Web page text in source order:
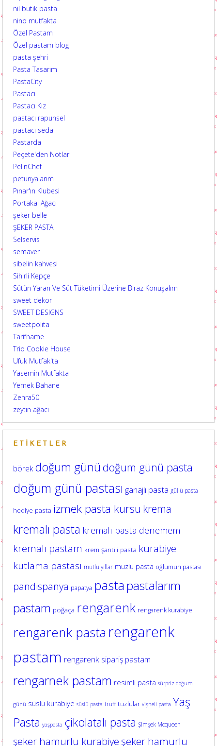
nil butik pasta
nino mutfakta
Özel Pastam
Özel pastam blog
pasta şehri
Pasta Tasarım
PastaCity
Pastacı
Pastacı Kız
pastacı rapunsel
pastacı seda
Pastarda
Peçete'den Notlar
PelinChef
petunyalarım
Pınar'ın Klubesi
Portakal Ağacı
şeker belle
ŞEKER PASTA
Selservis
semaver
sibelin kahvesi
Sihirli Kepçe
Sütün Yararı Ve Süt Tüketimi Üzerine Biraz Konuşalım
sweet dekor
SWEET DESIGNS
sweetpolita
Tarifname
Trio Cookie House
Ufuk Mutfak'ta
Yasemin Mutfakta
Yemek Bahane
Zehra50
zeytin ağacı
ETIKETLER
börek doğum günüdoğum günü pasta
doğum günü pastası ganajlı pasta güllü pasta
hediye pasta izmek pasta kursu krema
kremalı pasta kremalı pasta denemem
kremalı pastam krem şantili pasta kurabiye
kutlama pastası mutlu yıllar muzlu pasta oğlumun pastası
pandispanya papatya pasta pastalarım
pastam poğaça rengarenk rengarenk kurabiye
rengarenk pasta rengarenk
pastam rengarenk sipariş pastam
rengarnek pastam resimli pasta sürpriz doğum
günü süslü kurabiye süslü pasta truff tuzlular vişneli pasta Yaş
Pasta yaşpasta çikolatalı pasta Şimşek Mcqueen
şeker hamurlu kurabiye şeker hamurlu